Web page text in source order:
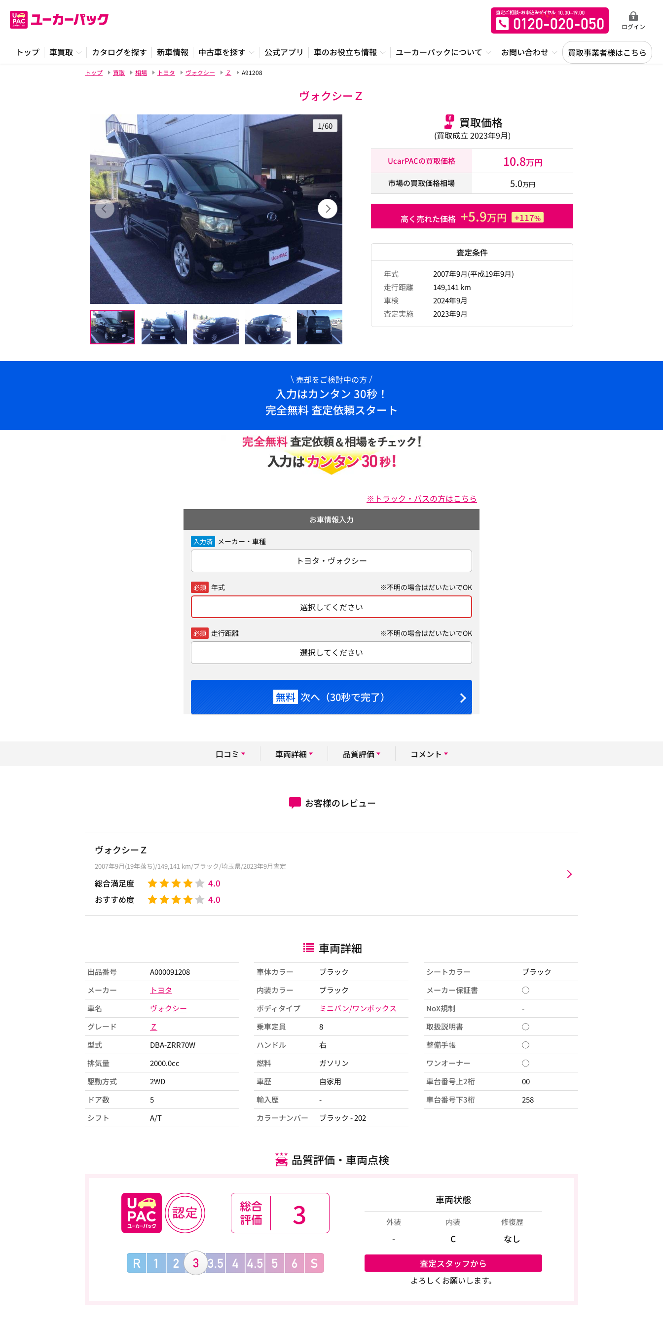
ログイン
トップ 車買取 カタログを探す 新車情報 中古車を探す 公式アプリ 車のお役立ち情報 ユーカーパックについて お問い合わせ 買取事業者様はこちら
トップ 買取 相場 トヨタ ヴォクシー Ｚ A91208
ヴォクシーＺ
1/60 買取価格
(買取成立 2023年9月)
UcarPACの買取価格 10.8万円
市場の買取価格相場 5.0万円
高く売れた価格 +5.9万円 +117%
査定条件
年式
2007年9月(平成19年9月)
走行距離
149,141 km
車検
2024年9月
査定実施
2023年9月
売却をご検討中の方
入力はカンタン 30秒！
完全無料 査定依頼スタート
※トラック・バスの方はこちら
お車情報入力
入力済 メーカー・車種
トヨタ・ヴォクシー
必須 年式 ※不明の場合はだいたいでOK
選択してください
必須 走行距離 ※不明の場合はだいたいでOK
選択してください
無料 次へ（30秒で完了）
口コミ 車両詳細 品質評価 コメント
お客様のレビュー
ヴォクシーＺ
2007年9月(19年落ち)/149,141 km/ブラック/埼玉県/2023年9月査定
総合満足度 4.0
おすすめ度 4.0
車両詳細
出品番号
A000091208
メーカー
トヨタ
車名
ヴォクシー
グレード
Ｚ
型式
DBA-ZRR70W
排気量
2000.0cc
駆動方式
2WD
ドア数
5
シフト
A/T
車体カラー
ブラック
内装カラー
ブラック
ボディタイプ
ミニバン/ワンボックス
乗車定員
8
ハンドル
右
燃料
ガソリン
車歴
自家用
輸入歴
-
カラーナンバー
ブラック - 202
シートカラー
ブラック
メーカー保証書
◯
NoX規制
-
取扱説明書
◯
整備手帳
◯
ワンオーナー
◯
車台番号上2桁
00
車台番号下3桁
258
品質評価・車両点検
3 車両状態
外装
-
内装
C
修復歴
なし
査定スタッフから
よろしくお願いします。